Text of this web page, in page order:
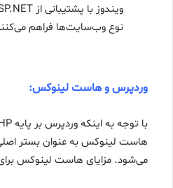
نوع وب‌سایت‌ها فراهم
وردپرس و هاست لینوکس:
هاست لینوکس به عنوان بستر
می‌شود. مزایای هاست لینوکس برای